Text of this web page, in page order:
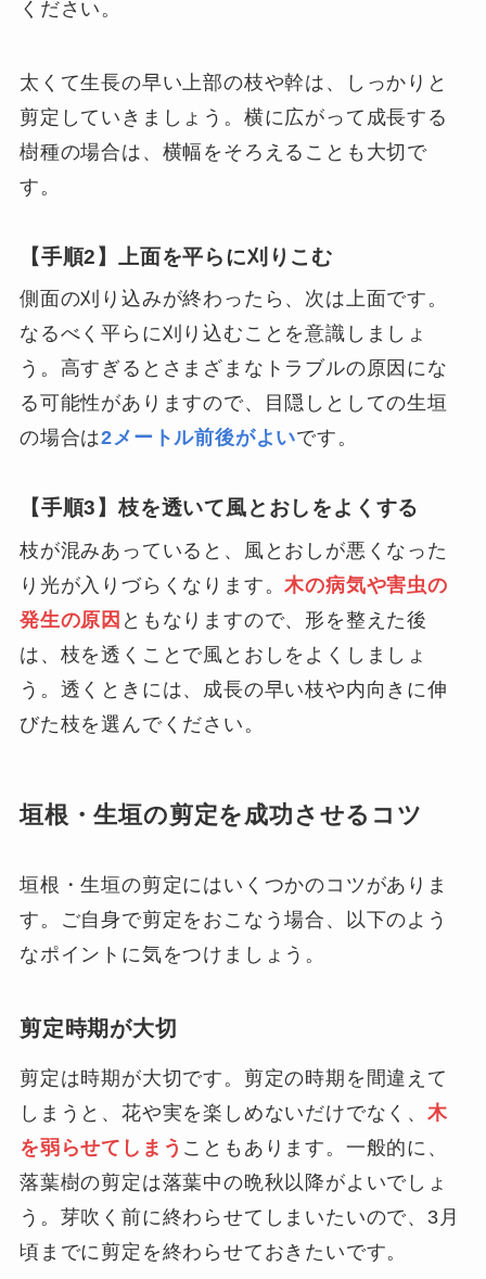
ください。
太くて生長の早い上部の枝や幹は、しっかりと
剪定していきましょう。横に広がって成長する
樹種の場合は、横幅をそろえることも大切で
す。
【手順2】上面を平らに刈りこむ
側面の刈り込みが終わったら、次は上面です。
なるべく平らに刈り込むことを意識しましょ
う。高すぎるとさまざまなトラブルの原因にな
る可能性がありますので、目隠しとしての生垣
の場合は2メートル前後がよいです。
【手順3】枝を透いて風とおしをよくする
枝が混みあっていると、風とおしが悪くなった
り光が入りづらくなります。木の病気や害虫の
発生の原因 ともなりますので、形を整えた後
は、枝を透くことで風とおしをよくしましょ
う。透くときには、成長の早い枝や内向きに伸
びた枝を選んでください。
垣根・生垣の剪定を成功させるコツ
垣根・生垣の剪定にはいくつかのコツがありま
す。ご自身で剪定をおこなう場合、以下のよう
なポイントに気をつけましょう。
剪定時期が大切
剪定は時期が大切です。剪定の時期を間違えて
しまうと、花や実を楽しめないだけでなく、木
を弱らせてしまう こともあります。一般的に、
落葉樹の剪定は落葉中の晩秋以降がよいでしょ
う。芽吹く前に終わらせてしまいたいので、3月
頃までに剪定を終わらせておきたいです。